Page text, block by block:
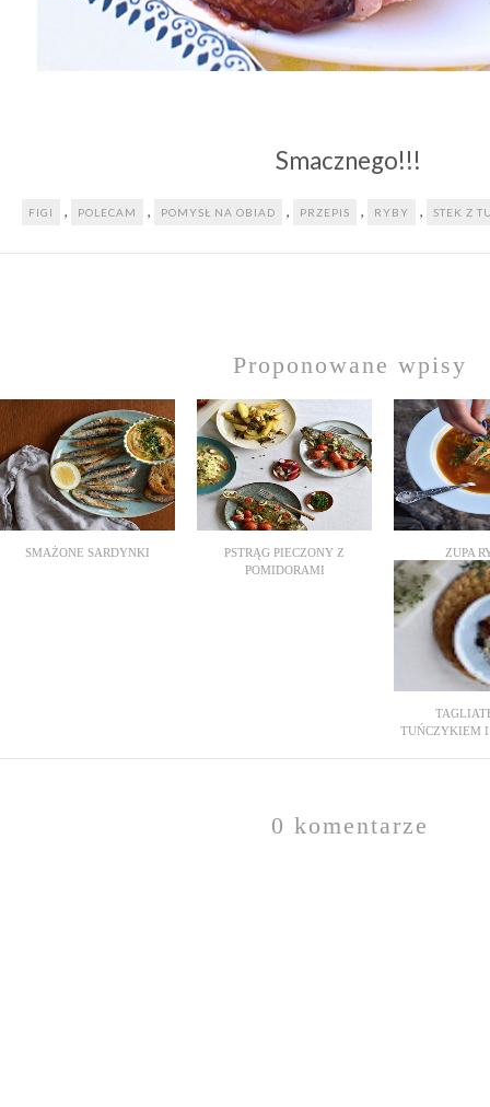
Smacznego!!!
FIGI , POLECAM , POMYSŁ NA OBIAD , PRZEPIS , RYBY , STEK Z
Proponowane wpisy
SMAŻONE SARDYNKI
PSTRĄG PIECZONY Z
POMIDORAMI
ZUPA
TUŃCZYKIEM
0 komentarze